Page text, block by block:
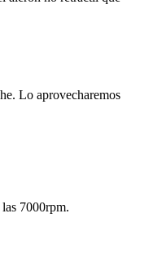
Lo aprovecharemos
7000rpm.